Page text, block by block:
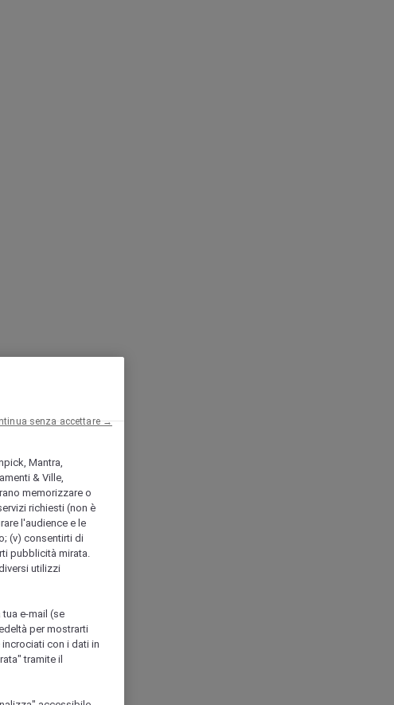
Mantra,
& Ville,
memorizzare o
richiesti (non è
l'audience e le
(v) consentirti di
pubblicità mirata.
utilizzi
e-mail (se
per mostrarti
con i dati in
tramite il
senza accettare →